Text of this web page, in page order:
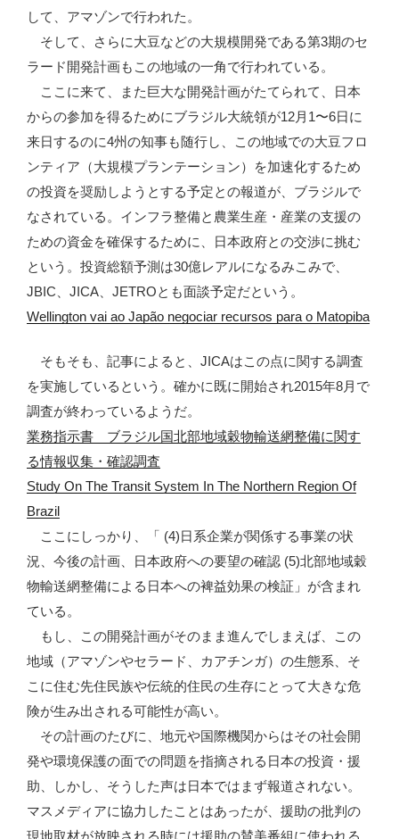
して、アマゾンで行われた。
そして、さらに大豆などの大規模開発である第3期のセ
ラード開発計画もこの地域の一角で行われている。
ここに来て、また巨大な開発計画がたてられて、日本
からの参加を得るためにブラジル大統領が12月1〜6日に
来日するのに4州の知事も随行し、この地域での大豆フロ
ンティア（大規模プランテーション）を加速化するため
の投資を奨励しようとする予定との報道が、ブラジルで
なされている。インフラ整備と農業生産・産業の支援の
ための資金を確保するために、日本政府との交渉に挑む
という。投資総額予測は30億レアルになるみこみで、
JBIC、JICA、JETROとも面談予定だという。
Wellington vai ao Japão negociar recursos para o Matopiba
そもそも、記事によると、JICAはこの点に関する調査
を実施しているという。確かに既に開始され2015年8月で
調査が終わっているようだ。
業務指示書 ブラジル国北部地域穀物輸送網整備に関す
る情報収集・確認調査
Study On The Transit System In The Northern Region Of
Brazil
ここにしっかり、「 (4)日系企業が関係する事業の状
況、今後の計画、日本政府への要望の確認 (5)北部地域穀
物輸送網整備による日本への裨益効果の検証」が含まれ
ている。
もし、この開発計画がそのまま進んでしまえば、この
地域（アマゾンやセラード、カアチンガ）の生態系、そ
こに住む先住民族や伝統的住民の生存にとって大きな危
険が生み出される可能性が高い。
その計画のたびに、地元や国際機関からはその社会開
発や環境保護の面での問題を指摘される日本の投資・援
助、しかし、そうした声は日本ではまず報道されない。
マスメディアに協力したことはあったが、援助の批判の